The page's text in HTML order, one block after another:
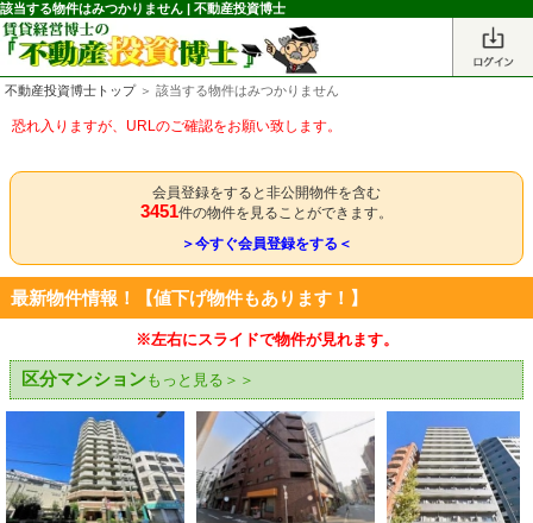
該当する物件はみつかりません | 不動産投資博士
不動産投資博士トップ＞ 該当する物件はみつかりません
恐れ入りますが、URLのご確認をお願い致します。
会員登録をすると非公開物件を含む
3451件の物件を見ることができます。
＞今すぐ会員登録をする＜
最新物件情報！【値下げ物件もあります！】
※左右にスライドで物件が見れます。
区分マンションもっと見る＞＞